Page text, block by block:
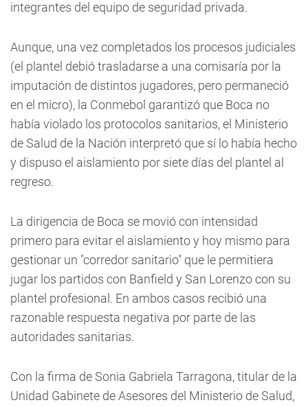
integrantes del equipo de seguridad privada.
Aunque, una vez completados los procesos judiciales
(el plantel debió trasladarse a una comisaría por la
imputación de distintos jugadores, pero permaneció
en el micro), la Conmebol garantizó que Boca no
había violado los protocolos sanitarios, el Ministerio
de Salud de la Nación interpretó que sí lo había hecho
y dispuso el aislamiento por siete días del plantel al
regreso.
La dirigencia de Boca se movió con intensidad
primero para evitar el aislamiento y hoy mismo para
gestionar un "corredor sanitario" que le permitiera
jugar los partidos con Banfield y San Lorenzo con su
plantel profesional. En ambos casos recibió una
razonable respuesta negativa por parte de las
autoridades sanitarias.
Con la firma de Sonia Gabriela Tarragona, titular de la
Unidad Gabinete de Asesores del Ministerio de Salud,